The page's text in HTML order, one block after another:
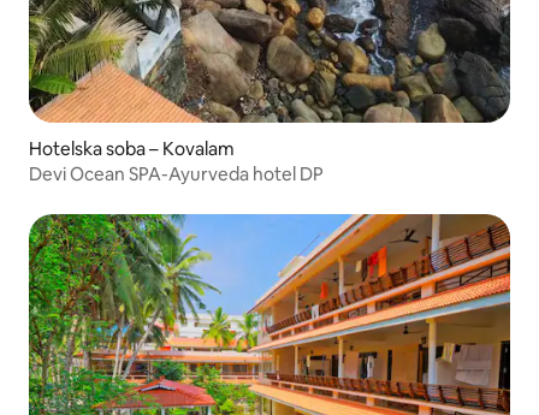
Hotelska soba – Kovalam
Devi Ocean SPA-Ayurveda hotel DP